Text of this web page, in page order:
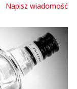
Napisz wiadomość